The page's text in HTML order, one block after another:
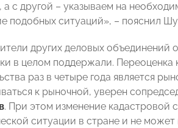
а с другой – указываем на
подобных ситуаций», – пояснил
других деловых
в целом поддержали. Переоценка
раз в четыре года является
к рыночной, уверен
. При этом изменение кадастровой
ситуации в стране и не